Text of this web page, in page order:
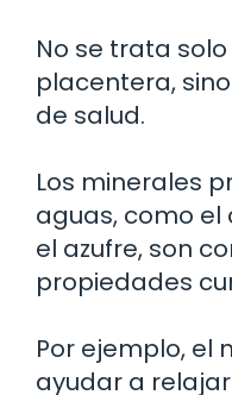
No se trata
placentera,
de salud.
Los minerales
aguas, como el
el azufre, son
propiedades
Por ejemplo, el
ayudar a